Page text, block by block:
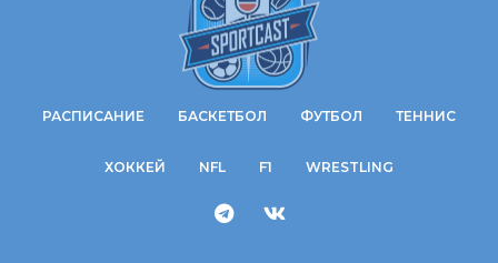
РАСПИСАНИЕ БАСКЕТБОЛ ФУТБОЛ ТЕННИС
ХОККЕЙ NFL F1 WRESTLING